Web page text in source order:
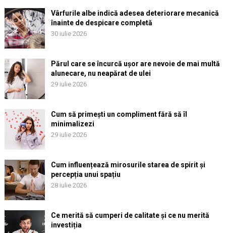
Vârfurile albe indică adesea deteriorare mecanică
înainte de despicare completă
30 iulie 2026
Părul care se încurcă ușor are nevoie de mai multă
alunecare, nu neapărat de ulei
29 iulie 2026
Cum să primești un compliment fără să îl
minimalizezi
29 iulie 2026
Cum influențează mirosurile starea de spirit și
percepția unui spațiu
28 iulie 2026
Ce merită să cumperi de calitate și ce nu merită
investiția